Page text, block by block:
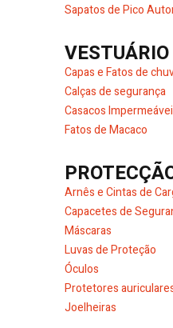
Sapatos de Pico
VESTUÁRIO
Capas e Fatos de
Calças de segurança
Casacos
Fatos de Macaco
Arnês e
Capacetes de
Máscaras
Luvas de Proteção
Óculos
Protetores
Joelheiras